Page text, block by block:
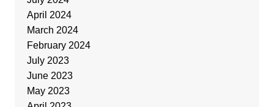
April 2024
March 2024
February 2024
July 2023
June 2023
May 2023